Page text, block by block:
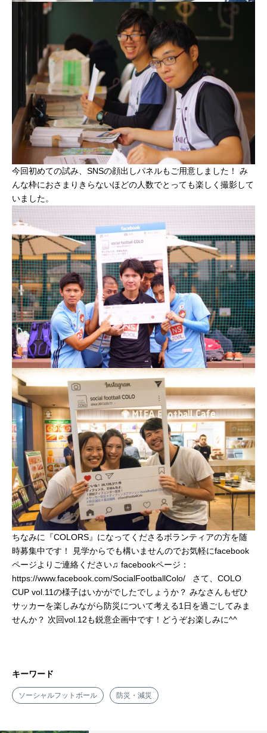
今回初めての試み、SNSの顔出しパネルもご用意しました！ み
んな枠におさまりきらないほどの人数でとっても楽しく撮影して
いました。
ちなみに『COLORS』になってくださるボランティアの方を随
時募集中です！ 見学からでも構いませんのでお気軽にfacebook
ページよりご連絡ください♫ facebookページ：
https://www.facebook.com/SocialFootballColo/ さて、COLO
CUP vol.11の様子はいかがでしたでしょうか？ みなさんもぜひ
サッカーを楽しみながら防災について考える1日を過ごしてみま
せんか？ 次回vol.12も鋭意企画中です！どうぞお楽しみに^^
キーワード
ソーシャルフットボール 防災・減災